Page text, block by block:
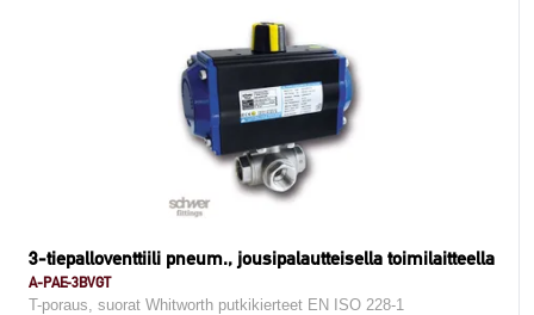
3-tiepalloventtiili pneum., jousipalautteisella toimilaitteella
A-PAE-3BVGT
T-poraus, suorat Whitworth putkikierteet EN ISO 228-1